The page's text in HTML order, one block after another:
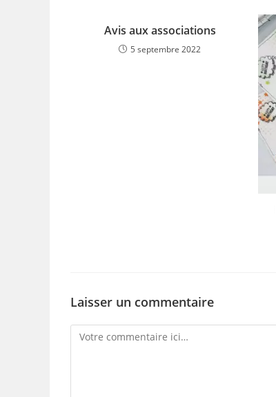
Avis aux associations
5 septembre 2022
Laisser un commentaire
Comment